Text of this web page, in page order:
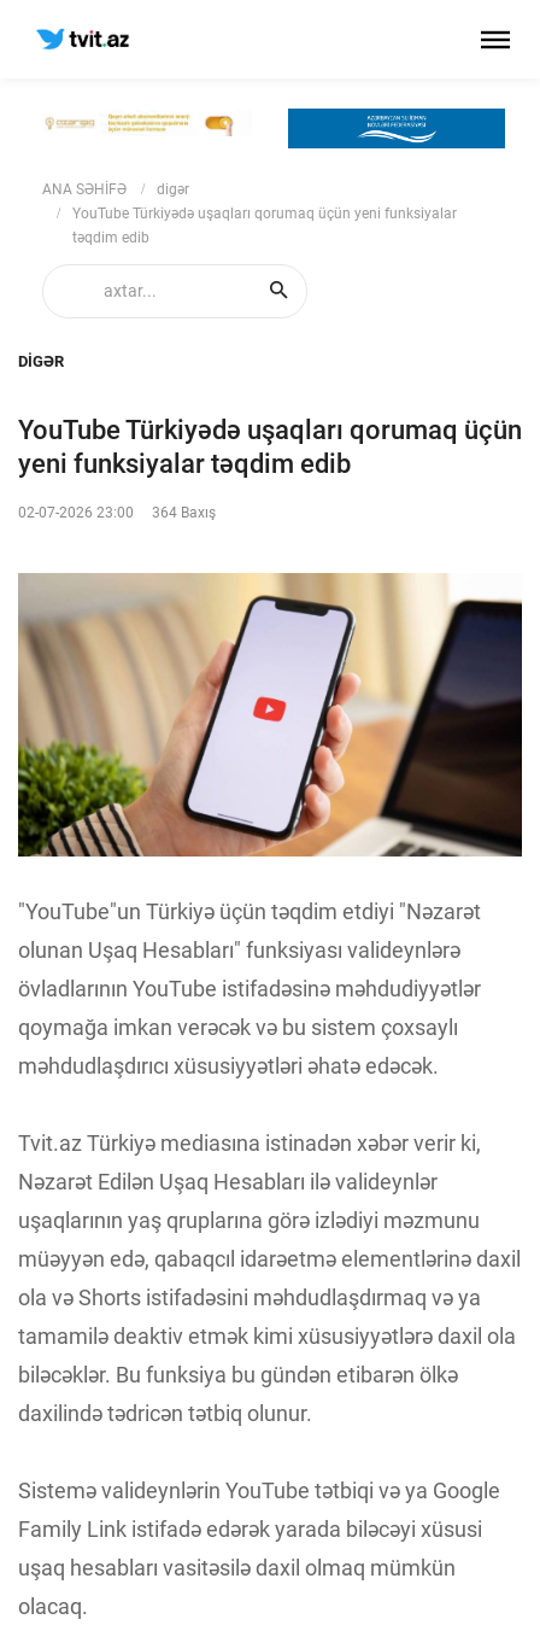
ANA SƏHİFƏ
digər
YouTube Türkiyədə uşaqları qorumaq üçün yeni funksiyalar
təqdim edib
DIGƏR
YouTube Türkiyədə uşaqları qorumaq üçün
yeni funksiyalar təqdim edib
02-07-2026 23:00 364 Baxış
"YouTube"un Türkiyə üçün təqdim etdiyi "Nəzarət
olunan Uşaq Hesabları" funksiyası valideynlərə
övladlarının YouTube istifadəsinə məhdudiyyətlər
qoymağa imkan verəcək və bu sistem çoxsaylı
məhdudlaşdırıcı xüsusiyyətləri əhatə edəcək.
Tvit.az Türkiyə mediasına istinadən xəbər verir ki,
Nəzarət Edilən Uşaq Hesabları ilə valideynlər
uşaqlarının yaş qruplarına görə izlədiyi məzmunu
müəyyən edə, qabaqcıl idarəetmə elementlərinə daxil
ola və Shorts istifadəsini məhdudlaşdırmaq və ya
tamamilə deaktiv etmək kimi xüsusiyyətlərə daxil ola
biləcəklər. Bu funksiya bu gündən etibarən ölkə
daxilində tədricən tətbiq olunur.
Sistemə valideynlərin YouTube tətbiqi və ya Google
Family Link istifadə edərək yarada biləcəyi xüsusi
uşaq hesabları vasitəsilə daxil olmaq mümkün
olacaq.